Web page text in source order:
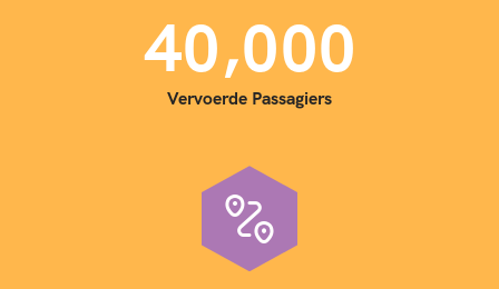
40,000
Vervoerde Passagiers